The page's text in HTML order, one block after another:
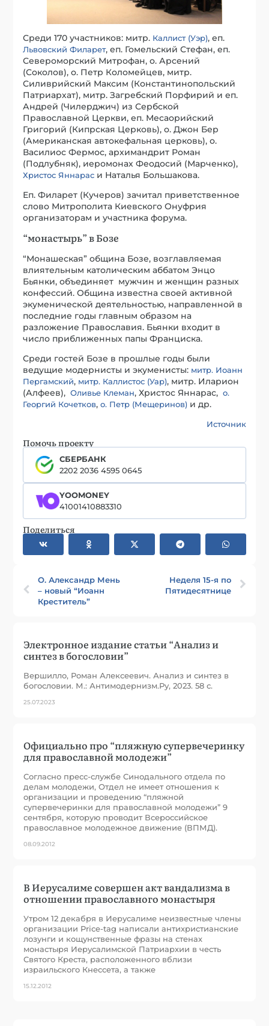
Среди 170 участников: митр. Каллист (Уэр), еп.
Львовский Филарет, еп. Гомельский Стефан, еп.
Североморский Митрофан, о. Арсений
(Соколов), о. Петр Коломейцев, митр.
Силиврийский Максим (Константинопольский
Патриархат), митр. Загребский Порфирий и еп.
Андрей (Чилерджич) из Сербской
Православной Церкви, еп. Месаорийский
Григорий (Кипрская Церковь), о. Джон Бер
(Американская автокефальная церковь), о.
Василиос Фермос, архимандрит Роман
(Подлубняк), иеромонах Феодосий (Марченко),
Христос Яннарас и Наталья Большакова.
Еп. Филарет (Кучеров) зачитал приветственное
слово Митрополита Киевского Онуфрия
организаторам и участника форума.
“монастырь” в Бозе
“Монашеская” община Бозе, возглавляемая
влиятельным католическим аббатом Энцо
Бьянки, объединяет мужчин и женщин разных
конфессий. Община известна своей активной
экуменической деятельностью, направленной в
последние годы главным образом на
разложение Православия. Бьянки входит в
число приближенных папы Франциска.
Среди гостей Бозе в прошлые годы были
ведущие модернисты и экуменисты: митр. Иоанн
Пергамский, митр. Каллистос (Уар), митр. Иларион
(Алфеев),Оливье Клеман, Христос Яннарас,о.
Георгий Кочетков,о. Петр (Мещеринов) и др.
Источник
Помочь проекту
СБЕРБАНК
2202 2036 4595 0645
YOOMONEY
41001410883310
Поделиться
О. Александр Мень
– новый “Иоанн
Креститель”
Неделя 15-я по
Пятидесятнице
Электронное издание статьи “Анализ и
синтез в богословии”
Вершилло, Роман Алексеевич. Анализ и синтез в
богословии. М.: Антимодернизм.Ру, 2023. 58 с.
25.07.2023
Официально про “пляжную супервечеринку
для православной молодежи”
Согласно пресс-службе Синодального отдела по
делам молодежи, Отдел не имеет отношения к
организации и проведению “пляжной
супервечеринки для православной молодежи” 9
сентября, которую проводит Всероссийское
православное молодежное движение (ВПМД).
08.09.2012
В Иерусалиме совершен акт вандализма в
отношении православного монастыря
Утром 12 декабря в Иерусалиме неизвестные члены
организации Price-tag написали антихристианские
лозунги и кощунственные фразы на стенах
монастыря Иерусалимской Патриархии в честь
Святого Креста, расположенного вблизи
израильского Кнессета, а также
15.12.2012